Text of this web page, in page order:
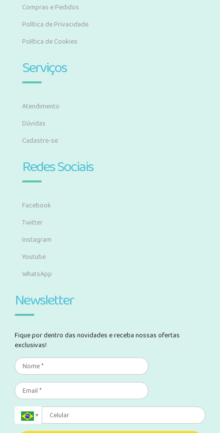
Compras e Pedidos
Política de Privacidade
Política de Cookies
Serviços
Atendimento
Dúvidas
Cadastre-se
Redes Sociais
Facebook
Twitter
Instagram
Youtube
WhatsApp
Newsletter
Fique por dentro das novidades e receba nossas ofertas
exclusivas!